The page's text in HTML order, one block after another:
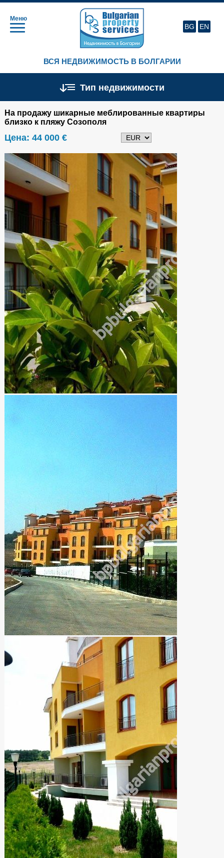
Меню
ВСЯ НЕДВИЖИМОСТЬ В БОЛГАРИИ
BG EN
Тип недвижимости
На продажу шикарные меблированные квартиры
близко к пляжу Созополя
Цена: 44 000 €